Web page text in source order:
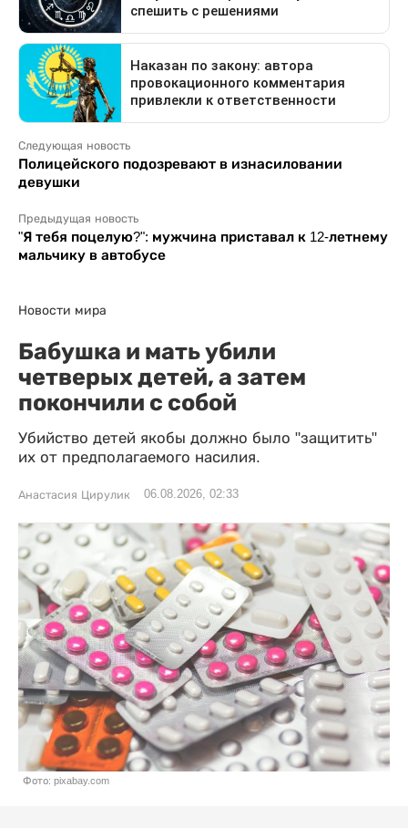
Следующая новость
Полицейского подозревают в изнасиловании
девушки
Предыдущая новость
"Я тебя поцелую?": мужчина приставал к 12-летнему
мальчику в автобусе
Новости мира
Бабушка и мать убили
четверых детей, а затем
покончили с собой
Убийство детей якобы должно было "защитить"
их от предполагаемого насилия.
Анастасия Цирулик 06.08.2026, 02:33
Фото: pixabay.com